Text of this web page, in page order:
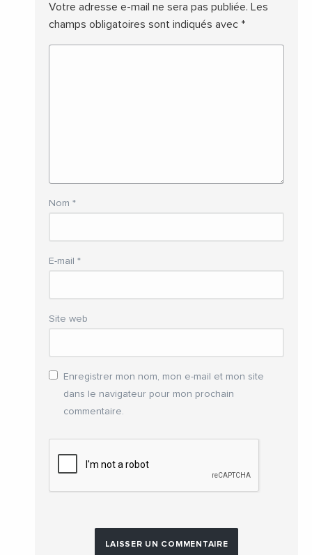
Votre adresse e-mail ne sera pas publiée. Les
champs obligatoires sont indiqués avec *
Nom *
E-mail *
Site web
Enregistrer mon nom, mon e-mail et mon site
dans le navigateur pour mon prochain
commentaire.